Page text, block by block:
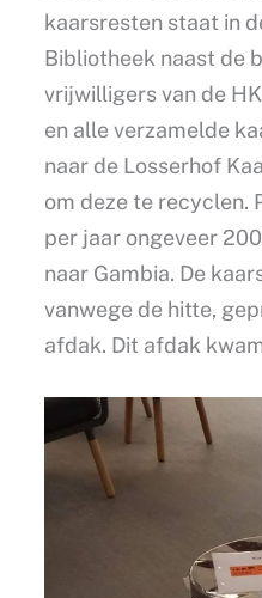
kaarsresten staat in
Bibliotheek naast de
vrijwilligers van de
en alle verzamelde
naar de Losserhof
om deze te recyclen.
per jaar ongeveer
naar Gambia. De
vanwege de hitte,
afdak. Dit afdak